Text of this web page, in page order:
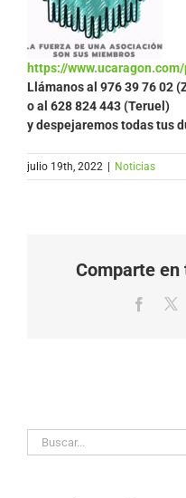
https://
Llámanos al 976 39 76 02
o al 628 824 443 (Teruel)
y despejaremos todas tus
julio 19th, 2022 | Noticias
Comparte en
X
Buscar: